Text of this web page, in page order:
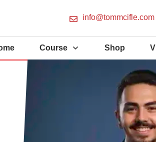
info@tommcifle.com
Course Shop